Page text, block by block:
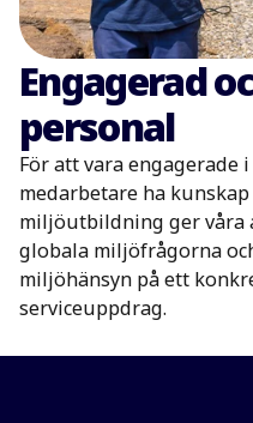
Engagerad
personal
För att vara engagerade
medarbetare ha kunskap
miljöutbildning ger våra
globala miljöfrågorna
miljöhänsyn på ett
serviceuppdrag.